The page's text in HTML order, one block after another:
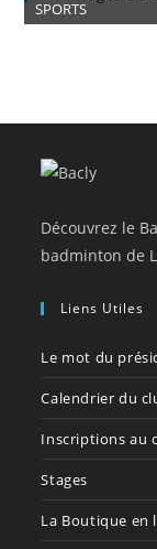
SPORTS
Découvrez le
badminton de
Liens Utiles
Le mot du
Calendrier du
Inscriptions au
Stages
La Boutique en